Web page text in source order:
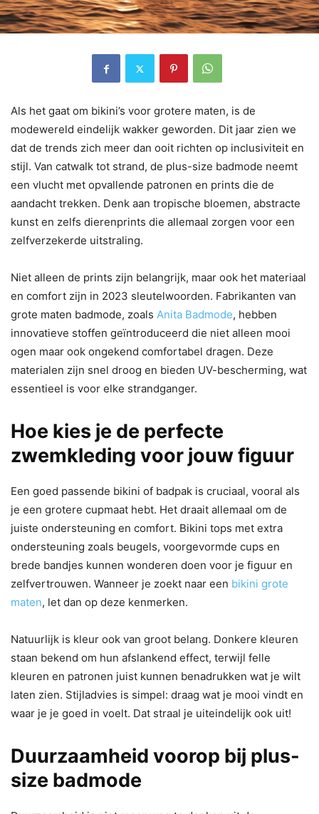
Als het gaat om bikini’s voor grotere maten, is de
modewereld eindelijk wakker geworden. Dit jaar zien we
dat de trends zich meer dan ooit richten op inclusiviteit en
stijl. Van catwalk tot strand, de plus-size badmode neemt
een vlucht met opvallende patronen en prints die de
aandacht trekken. Denk aan tropische bloemen, abstracte
kunst en zelfs dierenprints die allemaal zorgen voor een
zelfverzekerde uitstraling.
Niet alleen de prints zijn belangrijk, maar ook het materiaal
en comfort zijn in 2023 sleutelwoorden. Fabrikanten van
grote maten badmode, zoals Anita Badmode, hebben
innovatieve stoffen geïntroduceerd die niet alleen mooi
ogen maar ook ongekend comfortabel dragen. Deze
materialen zijn snel droog en bieden UV-bescherming, wat
essentieel is voor elke strandganger.
Hoe kies je de perfecte
zwemkleding voor jouw figuur
Een goed passende bikini of badpak is cruciaal, vooral als
je een grotere cupmaat hebt. Het draait allemaal om de
juiste ondersteuning en comfort. Bikini tops met extra
ondersteuning zoals beugels, voorgevormde cups en
brede bandjes kunnen wonderen doen voor je figuur en
zelfvertrouwen. Wanneer je zoekt naar een bikini grote
maten, let dan op deze kenmerken.
Natuurlijk is kleur ook van groot belang. Donkere kleuren
staan bekend om hun afslankend effect, terwijl felle
kleuren en patronen juist kunnen benadrukken wat je wilt
laten zien. Stijladvies is simpel: draag wat je mooi vindt en
waar je je goed in voelt. Dat straal je uiteindelijk ook uit!
Duurzaamheid voorop bij plus-
size badmode